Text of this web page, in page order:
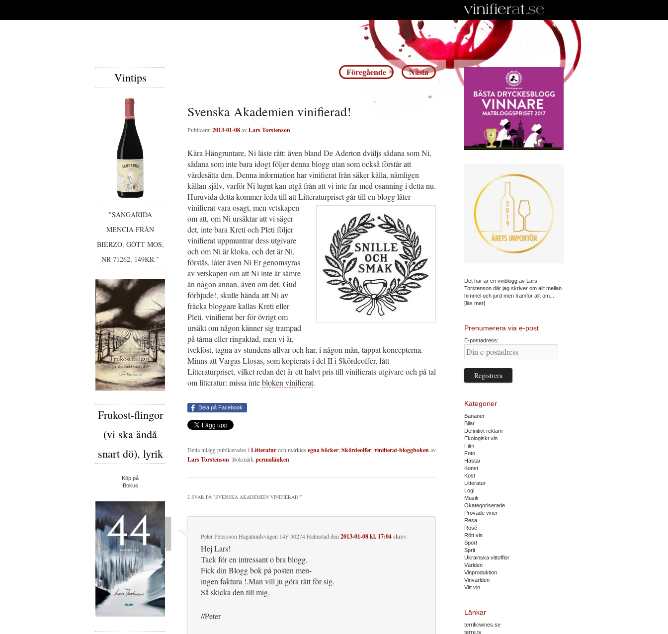
Inläggsnavigering
Föregående Nästa
Svenska Akademien vinifierad!
Publicerat2013-01-08avLars Torstenson
Kära Hängruntare, Ni läste rätt: även bland De Aderton dväljs sådana som Ni,
sådana som inte bara idogt följer denna blogg utan som också förstår att
värdesätta den. Denna information har vinifierat från säker källa, nämligen
källan själv, varför Ni lugnt kan utgå från att vi inte far med osanning i detta nu.
Huruvida detta kommer leda till att Litteraturprisetgår till en blogg låter
vinifierat vara osagt, men vetskapen
om att, om Ni ursäktar att vi säger
det, inte bara Kreti och Pleti följer
vinifierat uppmuntrar dess utgivare
och om Ni är kloka, och det är Ni,
förstås, låter även Ni Er genomsyras
av vetskapen om att Ni inte är sämre
än någon annan, även om det, Gud
förbjude!, skulle hända att Ni av
fräcka bloggare kallas Kreti eller
Pleti. vinifierat ber för övrigt om
ursäkt om någon känner sig trampad
på tårna eller ringaktad, men vi är,
tveklöst, tagna av stundens allvar och har, i någon mån, tappat koncepterna.
Minns attVargas Llosas, som kopierats i del II i Skördeoffer, fått
Litteraturpriset, vilket redan det är ett halvt pris till vinifierats utgivare och på tal
om litteratur: missa intebloken vinifierat.
Dela på Facebook
Detta inlägg publicerades i Litteraturoch märktes egna böcker Skördeoffer vinifierat-bloggbokenav
Lars Torstenson. Bokmärkpermalänken.
2 SVAR PÅ ”SVENSKA AKADEMIEN VINIFIERAD!”
Peter Petersson Hagalundsvägen 14F 30274 Halmstad den 2013-01-08 kl. 17:04skrev:
Hej Lars!
Tack för en intressant o bra blogg.
Fick din Blogg bok på posten men-
ingen faktura !.Man vill ju göra rätt för sig.
Så skicka den till mig.
//Peter
Det här är en vinblogg av Lars
Torstenson där jag skriver om allt mellan
himmel och jord men framför allt om...
[läs mer]
Prenumerera via e-post
E-postadress:
Kategorier
Bananer
Bilar
Definitivt reklam
Ekologiskt vin
Film
Foto
Hästar
Konst
Kost
Litteratur
Logi
Musik
Okategoriserade
Provade viner
Resa
Rosé
Rött vin
Sport
Sprit
Ukrainska vittofflor
Världen
Vinproduktion
Vinvärlden
Vitt vin
Länkar
terrificwines.se
terre.tv
Vintips
"SANGARIDA
MENCIA FRÅN
BIERZO, GÔTT MOS,
NR 71262, 149KR."
Frukost-flingor
(vi ska ändå
snart dö), lyrik
Köp på
Bokus